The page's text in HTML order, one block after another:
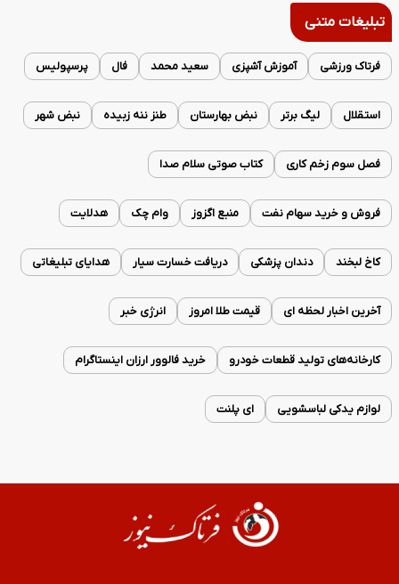
تبلیغات متنی
فرتاک ورزشی آموزش آشپزی سعید محمد فال پرسپولیس
استقلال لیگ برتر نبض بهارستان طنز ننه زبیده نبض شهر
فصل سوم زخم کاری کتاب صوتی سلام صدا
فروش و خرید سهام نفت منبع اگزوز وام چک هدلایت
کاخ لبخند دندان پزشکی دریافت خسارت سیار هدایای تبلیغاتی
آخرین اخبار لحظه ای قیمت طلا امروز انرژی خبر
کارخانه‌های تولید قطعات خودرو خرید فالوور ارزان اینستاگرام
لوازم یدکی لباسشویی ای پلنت